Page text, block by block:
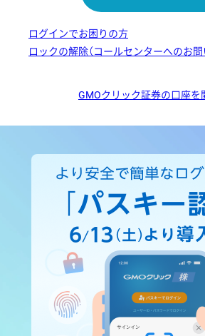
ログインでお困りの方
ロックの解除（コールセンターへのお問
GMOクリック証券の口座を